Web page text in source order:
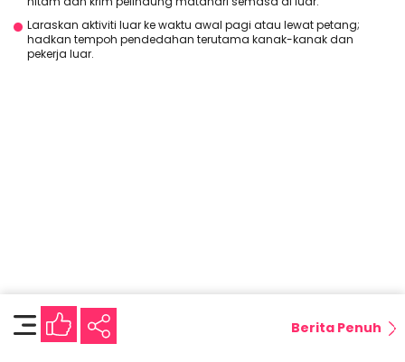
Laraskan aktiviti luar ke waktu awal pagi atau lewat petang;
hadkan tempoh pendedahan terutama kanak-kanak dan
pekerja luar.
Berita Penuh